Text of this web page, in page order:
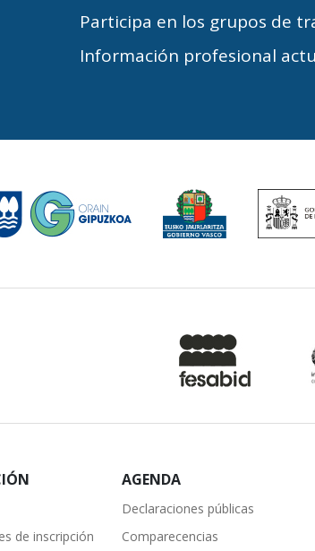
Participa en los grupos de
Información profesional
de inscripción
AGENDA
Declaraciones públicas
Comparecencias